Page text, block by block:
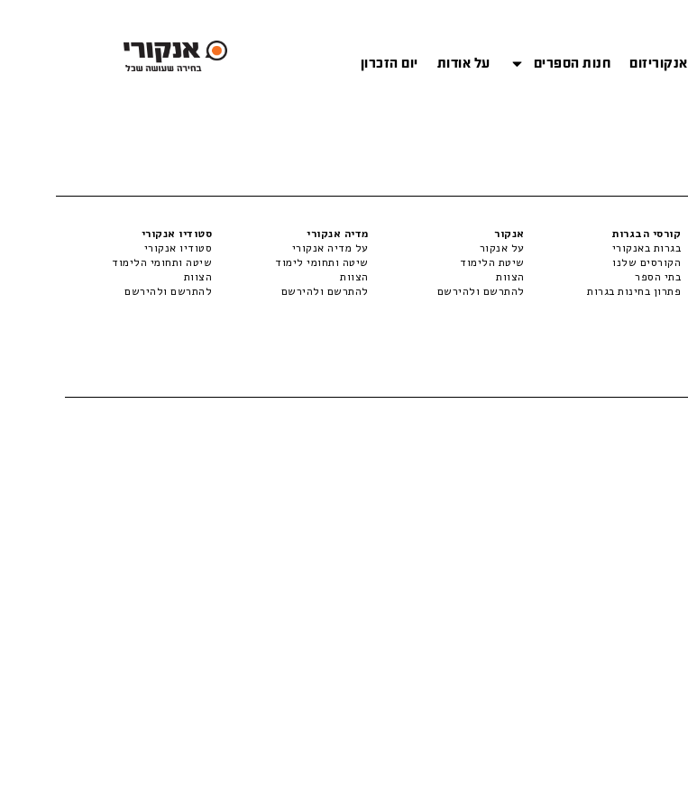
אנקוריזום חנות הספרים על אודות יום הזכרון
קורסי הבגרות
בגרות באנקורי
הקורסים שלנו
בתי הספר
פתרון בחינות בגרות
אנקור
על אנקור
שיטת הלימוד
הצוות
להתרשם ולהירשם
מדיה אנקורי
על מדיה אנקורי
שיטה ותחומי לימוד
הצוות
להתרשם ולהירשם
סטודיו אנקורי
סטודיו אנקורי
שיטה ותחומי הלימוד
הצוות
להתרשם ולהירשם